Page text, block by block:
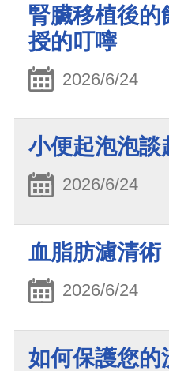
腎臟移植後的
授的叮嚀
2026/6/24
小便起泡泡談
2026/6/24
血脂肪濾清術
2026/6/24
如何保護您的